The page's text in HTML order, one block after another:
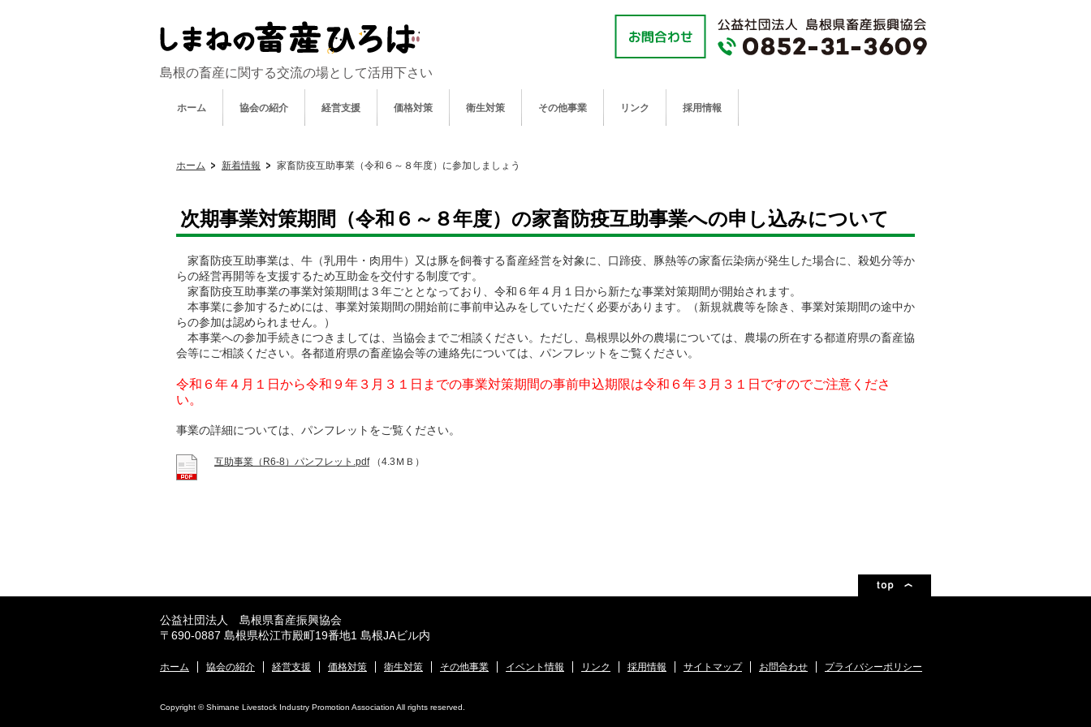
島根の畜産に関する交流の場として活用下さい
ホーム 協会の紹介 経営支援 価格対策 衛生対策 その他事業 リンク 採用情報
ホーム 新着情報 家畜防疫互助事業（令和６～８年度）に参加しましょう
次期事業対策期間（令和６～８年度）の家畜防疫互助事業への申し込みについて
家畜防疫互助事業は、牛（乳用牛・肉用牛）又は豚を飼養する畜産経営を対象に、口蹄疫、豚熱等の家畜伝染病が発生した場合に、殺処分等か
らの経営再開等を支援するため互助金を交付する制度です。
家畜防疫互助事業の事業対策期間は３年ごととなっており、令和６年４月１日から新たな事業対策期間が開始されます。
本事業に参加するためには、事業対策期間の開始前に事前申込みをしていただく必要があります。（新規就農等を除き、事業対策期間の途中か
らの参加は認められません。）
本事業への参加手続きにつきましては、当協会までご相談ください。ただし、島根県以外の農場については、農場の所在する都道府県の畜産協
会等にご相談ください。各都道府県の畜産協会等の連絡先については、パンフレットをご覧ください。
令和６年４月１日から令和９年３月３１日までの事業対策期間の事前申込期限は令和６年３月３１日ですのでご注意くださ
い。
事業の詳細については、パンフレットをご覧ください。
互助事業（R6-8）パンフレット.pdf（4.3ＭＢ）
公益社団法人 島根県畜産振興協会
〒690-0887 島根県松江市殿町19番地1 島根JAビル内
ホーム 協会の紹介 経営支援 価格対策 衛生対策 その他事業 イベント情報 リンク 採用情報 サイトマップ お問合わせ プライバシーポリシー
Copyright © Shimane Livestock Industry Promotion Association All rights reserved.